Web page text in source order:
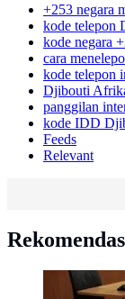
+253 negara
kode telepon
kode negara
cara
kode telepon
Djibouti
panggilan
kode IDD
Feeds
Relevant